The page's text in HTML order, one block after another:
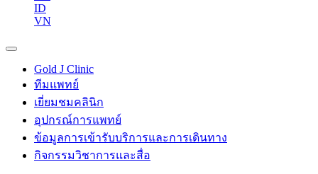
ID
VN
Gold J Clinic
ทีมแพทย์
เยี่ยมชมคลินิก
อุปกรณ์การแพทย์
ข้อมูลการเข้ารับบริการและการเดินทาง
กิจกรรมวิชาการและสื่อ